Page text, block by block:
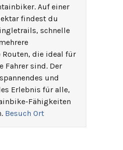
Auf einer
findest du
schnelle
die ideal für
Fahrer sind. Der
und
Erlebnis für alle,
Fähigkeiten
Besuch Ort